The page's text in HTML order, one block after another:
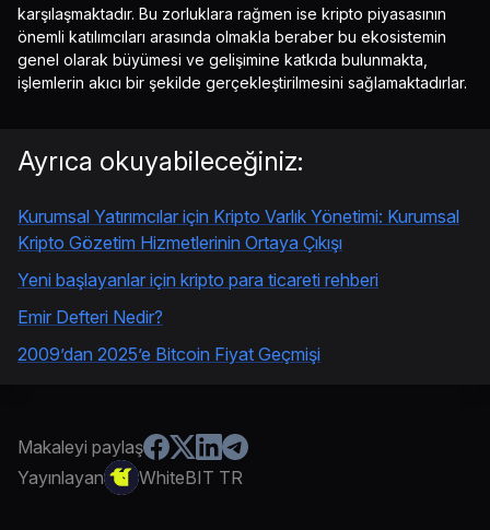
karşılaşmaktadır. Bu zorluklara rağmen ise kripto piyasasının
önemli katılımcıları arasında olmakla beraber bu ekosistemin
genel olarak büyümesi ve gelişimine katkıda bulunmakta,
işlemlerin akıcı bir şekilde gerçekleştirilmesini sağlamaktadırlar.
Ayrıca okuyabileceğiniz:
Kurumsal Yatırımcılar için Kripto Varlık Yönetimi: Kurumsal
Kripto Gözetim Hizmetlerinin Ortaya Çıkışı
Yeni başlayanlar için kripto para ticareti rehberi
Emir Defteri Nedir?
2009’dan 2025’e Bitcoin Fiyat Geçmişi
Makaleyi paylaş
Yayınlayan
WhiteBIT TR